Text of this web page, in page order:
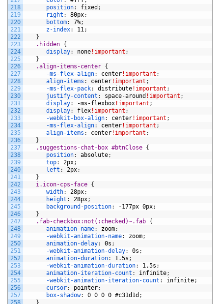
218
219
220
221
222
223
224
225
226
227
228
229
230
231
232
233
234
235
236
237
238
239
240
241
242
243
244
245
246
247
248
249
250
251
252
253
254
255
256
257
position: fixed ;
right : 80px;
bottom: 7%;
z-index: 11;
}
.hidden {
display: none !important ;
}
.align-items-center {
-ms-flex-align: center !important ;
align-items : center !important ;
-ms-flex-pack: distribute !important ;
justify-content : space-around !important ;
display: -ms-flexbox !important ;
display: flex !important ;
-webkit-box-align: center !important ;
-ms-flex-align: center !important ;
align-items : center !important ;
}
.suggestions-chat-box #btnClose {
position: absolute;
top: 2px;
left : 2px;
}
i.icon-cps-face {
width: 28px;
height : 28px;
background-position: -177px 0px;
}
.fab-checkbox:not(:checked)~.fab {
animation-name: zoom;
-webkit-animation-name: zoom;
animation-delay: 0s ;
-webkit-animation-delay: 0s ;
animation-duration: 1.5s ;
-webkit-animation-duration: 1.5s ;
animation-iteration-count : infinite;
-webkit-animation-iteration-count : infinite;
cursor: pointer;
box-shadow: 0 0 0 0 #c31d1d ;